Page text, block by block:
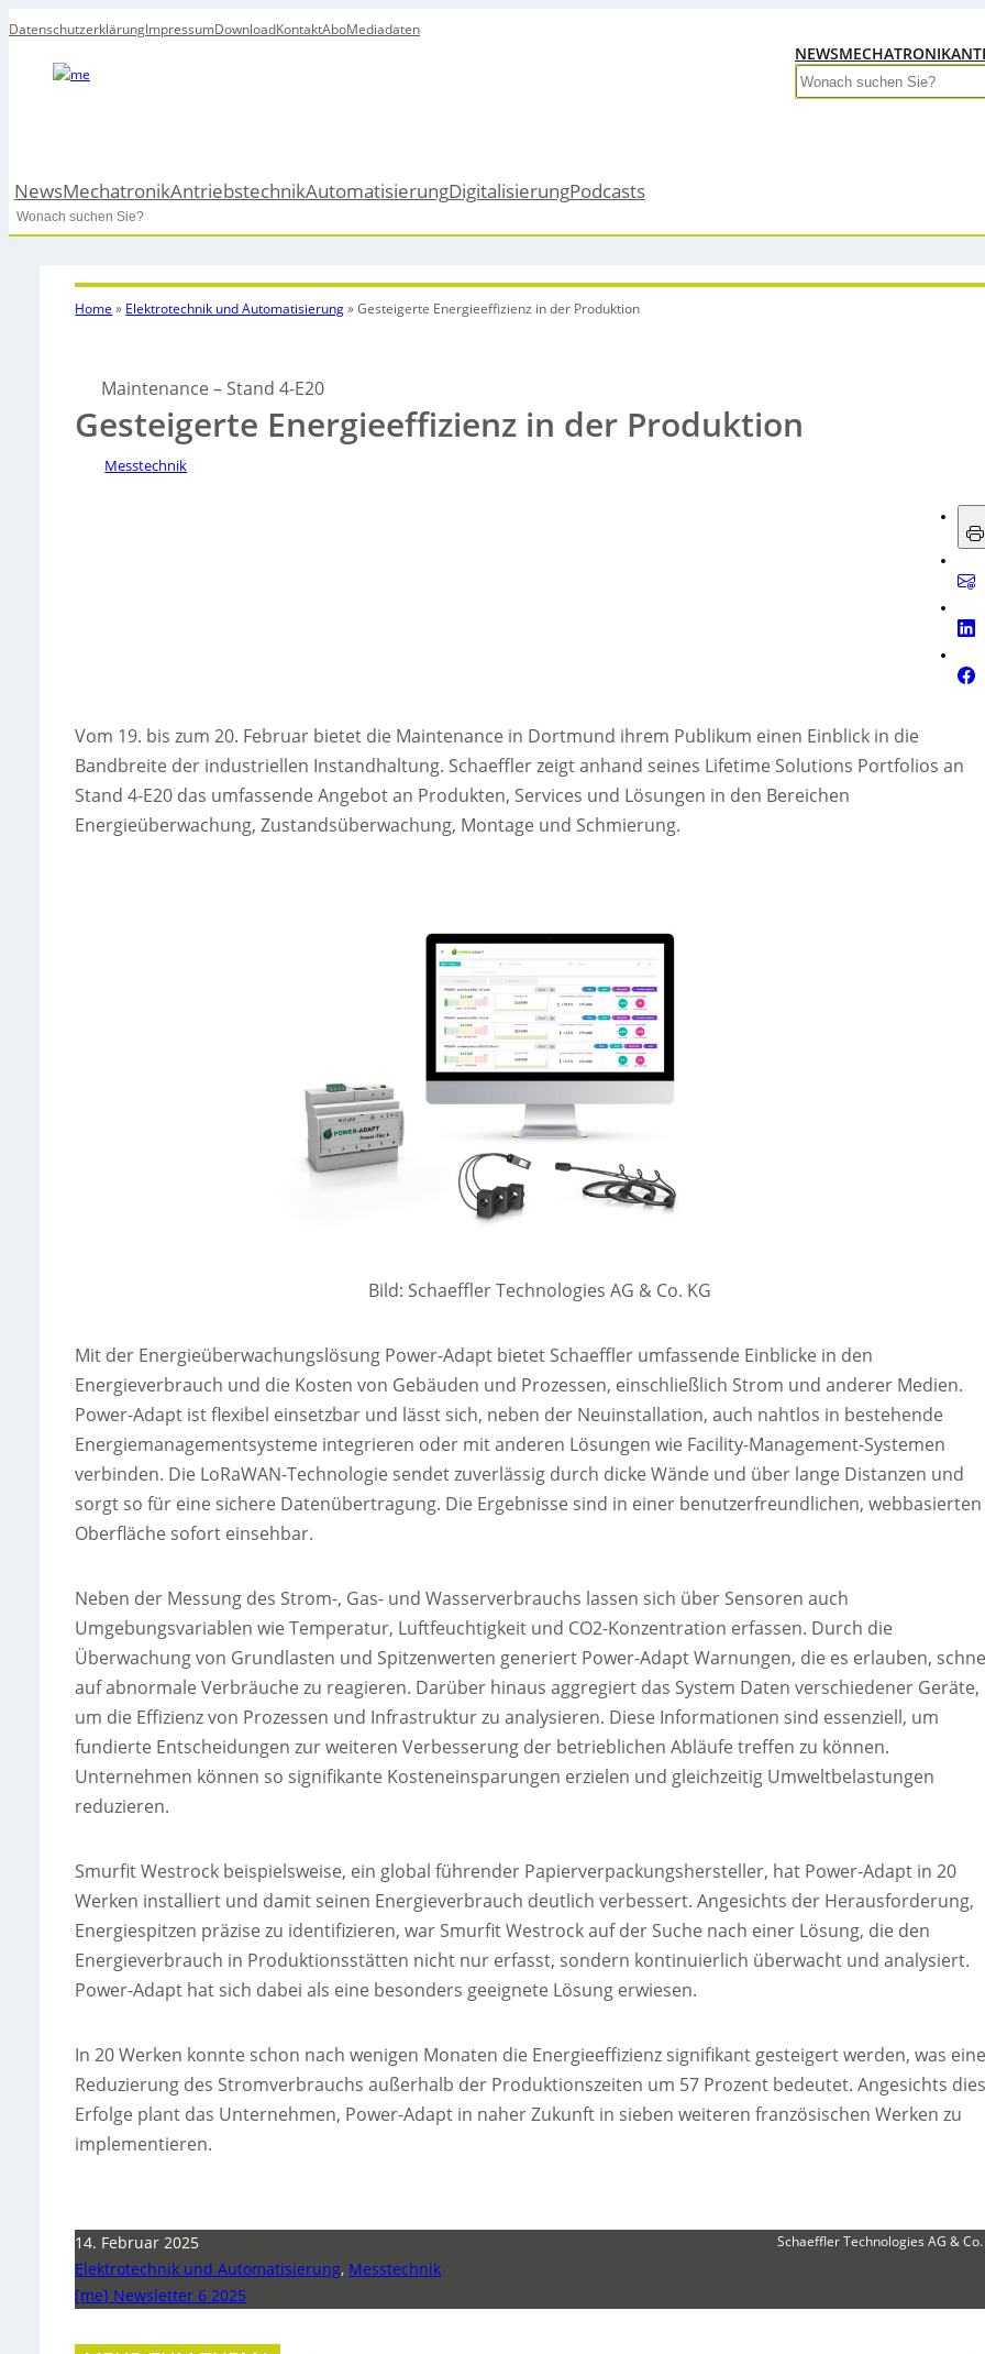
DatenschutzerklärungImpressumDownloadKontaktAboMediadaten
NEWSMECHATRONIK
Search
NewsMechatronikAntriebstechnikAutomatisierungDigitalisierungPodcasts
Search
Home » Elektrotechnik und Automatisierung»Gesteigerte Energieeffizienz in der Produktion
Maintenance – Stand 4-E20
Gesteigerte Energieeffizienz in der Produktion
Messtechnik
Vom 19. bis zum 20. Februar bietet die Maintenance in Dortmund ihrem Publikum einen Einblick in die
Bandbreite der industriellen Instandhaltung. Schaeffler zeigt anhand seines Lifetime Solutions Portfolios an
Stand 4-E20 das umfassende Angebot an Produkten, Services und Lösungen in den Bereichen
Energieüberwachung, Zustandsüberwachung, Montage und Schmierung.
Bild: Schaeffler Technologies AG & Co. KG
Mit der Energieüberwachungslösung Power-Adapt bietet Schaeffler umfassende Einblicke in den
Energieverbrauch und die Kosten von Gebäuden und Prozessen, einschließlich Strom und anderer Medien.
Power-Adapt ist flexibel einsetzbar und lässt sich, neben der Neuinstallation, auch nahtlos in bestehende
Energiemanagementsysteme integrieren oder mit anderen Lösungen wie Facility-Management-Systemen
verbinden. Die LoRaWAN-Technologie sendet zuverlässig durch dicke Wände und über lange Distanzen und
sorgt so für eine sichere Datenübertragung. Die Ergebnisse sind in einer benutzerfreundlichen, webbasierten
Oberfläche sofort einsehbar.
Neben der Messung des Strom-, Gas- und Wasserverbrauchs lassen sich über Sensoren auch
Umgebungsvariablen wie Temperatur, Luftfeuchtigkeit und CO2-Konzentration erfassen. Durch die
Überwachung von Grundlasten und Spitzenwerten generiert Power-Adapt Warnungen, die es erlauben,
auf abnormale Verbräuche zu reagieren. Darüber hinaus aggregiert das System Daten verschiedener Geräte,
um die Effizienz von Prozessen und Infrastruktur zu analysieren. Diese Informationen sind essenziell, um
fundierte Entscheidungen zur weiteren Verbesserung der betrieblichen Abläufe treffen zu können.
Unternehmen können so signifikante Kosteneinsparungen erzielen und gleichzeitig Umweltbelastungen
reduzieren.
Smurfit Westrock beispielsweise, ein global führender Papierverpackungshersteller, hat Power-Adapt in 20
Werken installiert und damit seinen Energieverbrauch deutlich verbessert. Angesichts der Herausforderung,
Energiespitzen präzise zu identifizieren, war Smurfit Westrock auf der Suche nach einer Lösung, die den
Energieverbrauch in Produktionsstätten nicht nur erfasst, sondern kontinuierlich überwacht und analysiert.
Power-Adapt hat sich dabei als eine besonders geeignete Lösung erwiesen.
In 20 Werken konnte schon nach wenigen Monaten die Energieeffizienz signifikant gesteigert werden, was eine
Reduzierung des Stromverbrauchs außerhalb der Produktionszeiten um 57 Prozent bedeutet. Angesichts
Erfolge plant das Unternehmen, Power-Adapt in naher Zukunft in sieben weiteren französischen Werken zu
implementieren.
14. Februar 2025
Elektrotechnik und Automatisierung, Messtechnik
[me] Newsletter 6 2025
Schaeffler Technologies AG & Co.